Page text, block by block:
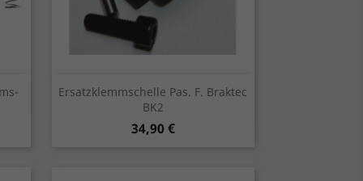
Ersatzklemmschelle Pas. F. Braktec
BK2
Preis
34,90 €
Vorschau